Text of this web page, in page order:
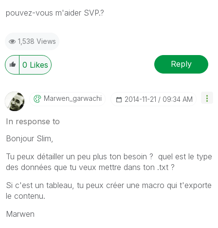
pouvez-vous m'aider SVP.?
1,538 Views
0 Likes Reply
Marwen_garwachi ‎2014-11-21 09:34 AM
In response to
Bonjour Slim,
Tu peux détailler un peu plus ton besoin ? quel est le type
des données que tu veux mettre dans ton .txt ?
Si c'est un tableau, tu peux créer une macro qui t'exporte
le contenu.
Marwen